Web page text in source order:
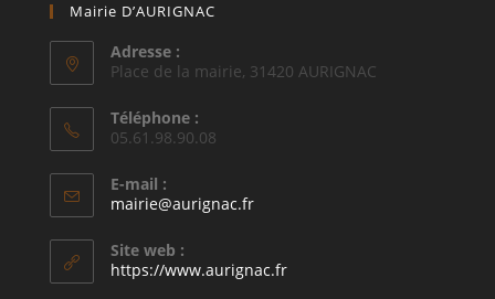
Mairie D’AURIGNAC
Adresse :
Place de la mairie, 31420 AURIGNAC
Téléphone :
05.61.98.90.08
E-mail :
mairie@aurignac.frS’ouvre
application
Site web :
https://www.aurignac.fr